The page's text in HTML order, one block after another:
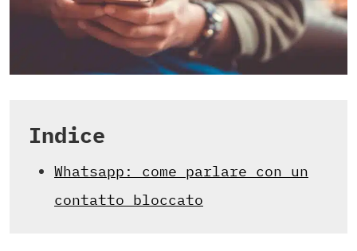
Indice
Whatsapp: come parlare con un
contatto bloccato